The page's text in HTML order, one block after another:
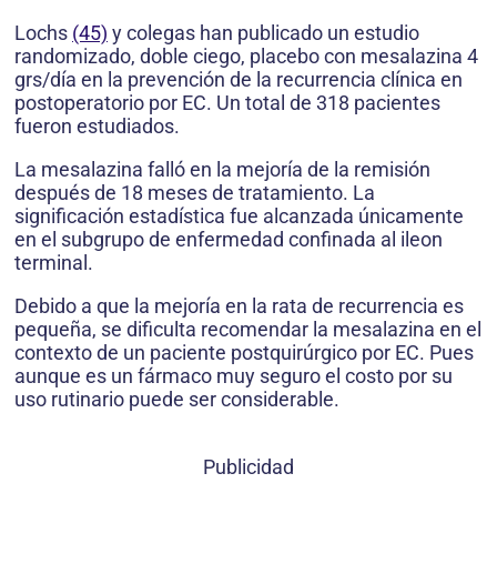
Lochs (45) y colegas han publicado un estudio
randomizado, doble ciego, placebo con mesalazina 4
grs/día en la prevención de la recurrencia clínica en
postoperatorio por EC. Un total de 318 pacientes
fueron estudiados.
La mesalazina falló en la mejoría de la remisión
después de 18 meses de tratamiento. La
significación estadística fue alcanzada únicamente
en el subgrupo de enfermedad confinada al ileon
terminal.
Debido a que la mejoría en la rata de recurrencia es
pequeña, se dificulta recomendar la mesalazina en el
contexto de un paciente postquirúrgico por EC. Pues
aunque es un fármaco muy seguro el costo por su
uso rutinario puede ser considerable.
Publicidad